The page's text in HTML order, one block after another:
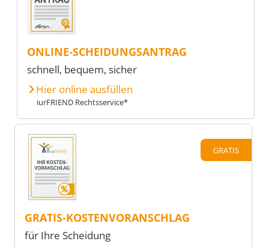
ONLINE-SCHEIDUNGSANTRAG
schnell, bequem, sicher
Hier online ausfüllen
iurFRIEND Rechtsservice*
GRATIS
GRATIS-KOSTENVORANSCHLAG
für Ihre Scheidung